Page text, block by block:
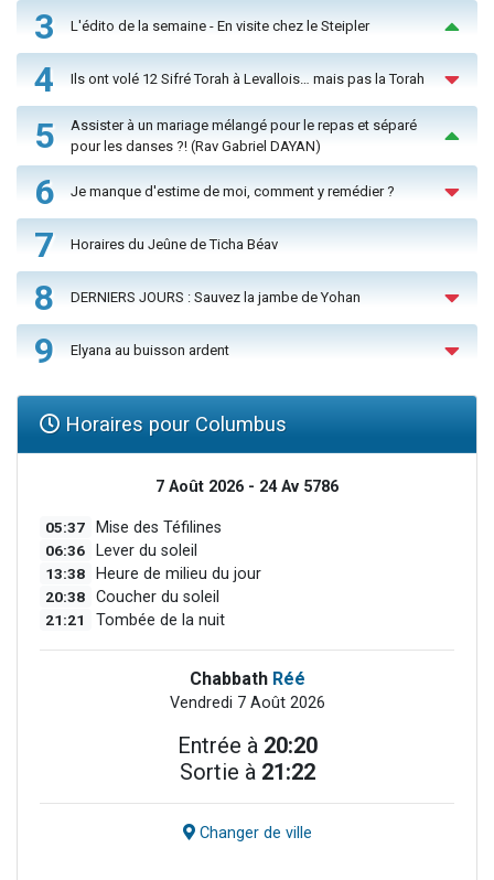
3 L'édito de la semaine - En visite chez le Steipler
4 Ils ont volé 12 Sifré Torah à Levallois… mais pas la Torah
5
Assister à un mariage mélangé pour le repas et séparé
pour les danses ?! (Rav Gabriel DAYAN)
6 Je manque d'estime de moi, comment y remédier ?
7 Horaires du Jeûne de Ticha Béav
8 DERNIERS JOURS : Sauvez la jambe de Yohan
9 Elyana au buisson ardent
Horaires pour Columbus
7 Août 2026 - 24 Av 5786
05:37 Mise des Téfilines
06:36 Lever du soleil
13:38 Heure de milieu du jour
20:38 Coucher du soleil
21:21 Tombée de la nuit
Chabbath Réé
Vendredi 7 Août 2026
Entrée à 20:20
Sortie à 21:22
Changer de ville